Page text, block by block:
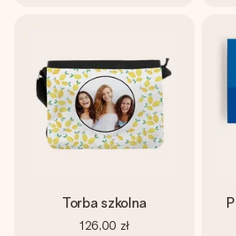
Torba szkolna
126,00 zł